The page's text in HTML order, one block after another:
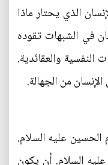
الذي يحتار ماذا
في الشبهات تقوده
النفسية والعقائدية.
من الجهالة.
الحسين عليه السلام.